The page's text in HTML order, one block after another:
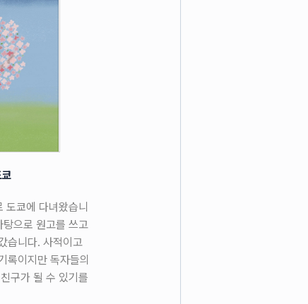
쿄에 다녀왔습니
으로 원고를 쓰고
습니다. 사적이고
록이지만 독자들의
구가 될 수 있기를